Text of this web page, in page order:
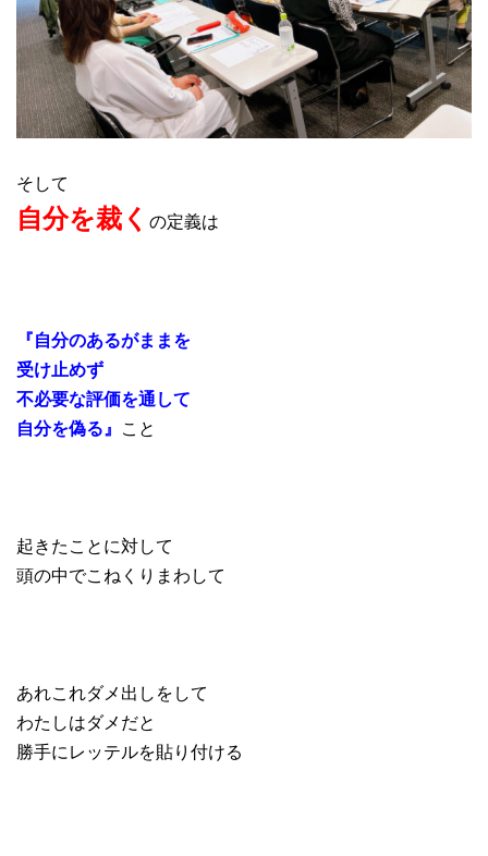
そして
自分を裁く の定義は
『自分のあるがままを
受け止めず
不必要な評価を通して
自分を偽る』 こと
起きたことに対して
頭の中でこねくりまわして
あれこれダメ出しをして
わたしはダメだと
勝手にレッテルを貼り付ける